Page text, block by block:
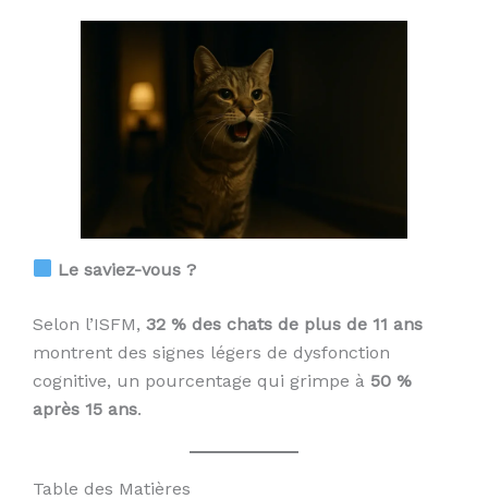
Le saviez-vous ?
Selon l’ISFM, 32 % des chats de plus de 11 ans
montrent des signes légers de dysfonction
cognitive, un pourcentage qui grimpe à 50 %
après 15 ans.
Table des Matières